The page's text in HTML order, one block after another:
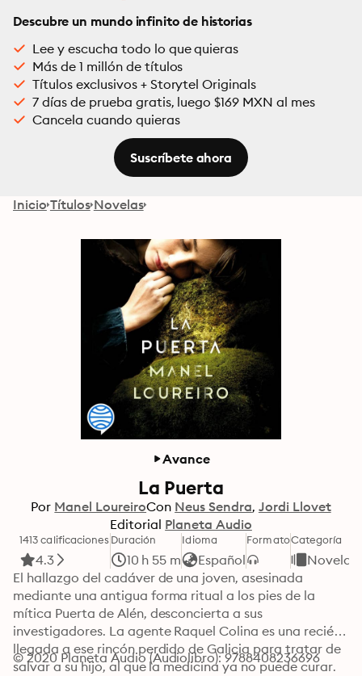
Descubre un mundo infinito de historias
Lee y escucha todo lo que quieras
Más de 1 millón de títulos
Títulos exclusivos + Storytel Originals
7 días de prueba gratis, luego $169 MXN al mes
Cancela cuando quieras
Suscríbete ahora
Inicio Títulos Novelas
Avance
La Puerta
Por Manel LoureiroCon Neus Sendra Jordi Llovet
Editorial Planeta Audio
1413 calificaciones
4.3
Duración
10 h 55 m
Idioma
Español
FormatoCategoría
Novelas
El hallazgo del cadáver de una joven, asesinada
mediante una antigua forma ritual a los pies de la
mítica Puerta de Alén, desconcierta a sus
investigadores. La agente Raquel Colina es una recién
llegada a ese rincón perdido de Galicia para tratar de
salvar a su hijo, al que la medicina ya no puede curar.
© 2020 Planeta Audio (Audiolibro): 9788408236696